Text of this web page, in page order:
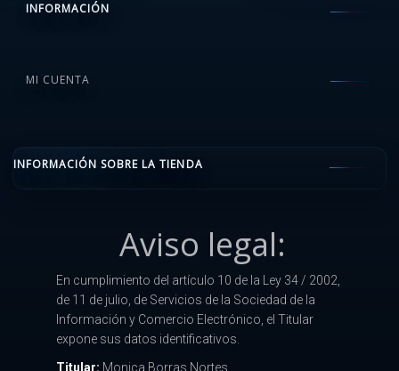
INFORMACIÓN
MI CUENTA
INFORMACIÓN SOBRE LA TIENDA
Aviso legal:
En cumplimiento del artículo 10 de la Ley 34 / 2002,
de 11 de julio, de Servicios de la Sociedad de la
Información y Comercio Electrónico, el Titular
expone sus datos identificativos.
Titular: Monica Borras Nortes.